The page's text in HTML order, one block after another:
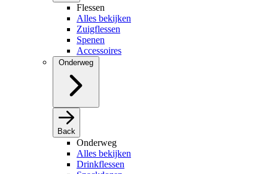
Flessen
Alles bekijken
Zuigflessen
Spenen
Accessoires
Onderweg
Back
Onderweg
Alles bekijken
Drinkflessen